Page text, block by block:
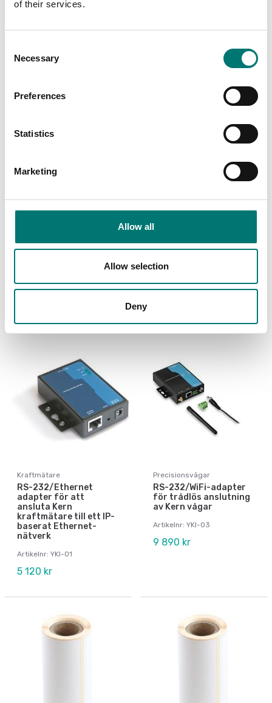
of their services.
Selection
Necessary
Preferences
Statistics
Marketing
Allow all
Allow selection
Deny
790 kr
Mätinstrument
direkt överföring av
balansdata till
Artikelnr: SCD-4.0
Precisionsvågar
RS-232/Bluetooth-
anslutning av Kern
vågar
Artikelnr: YKI-02
5 120 kr
Kraftmätare
RS-232/Ethernet
adapter för att
ansluta Kern
kraftmätare till ett IP-
baserat Ethernet-
nätverk
Artikelnr: YKI-01
5 120 kr
Precisionsvågar
RS-232/WiFi-adapter
för trådlös anslutning
av Kern vågar
Artikelnr: YKI-03
9 890 kr